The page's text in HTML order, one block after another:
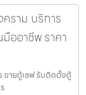
ราม บริการ
ออาชีพ ราคา
ขายตู้เซฟ รับติดตั้งตู้